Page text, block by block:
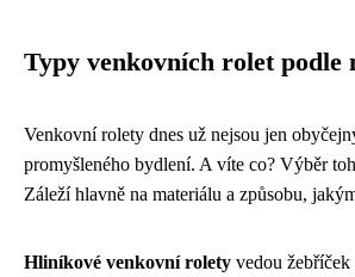
Typy venkovních rolet podle
Venkovní rolety dnes už nejsou jen
promyšleného bydlení. A víte co? Výběr
Záleží hlavně na materiálu a způsobu,
Hliníkové venkovní rolety vedou žebříček